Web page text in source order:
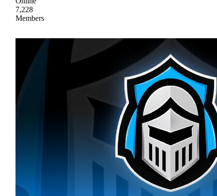
7,228
Members